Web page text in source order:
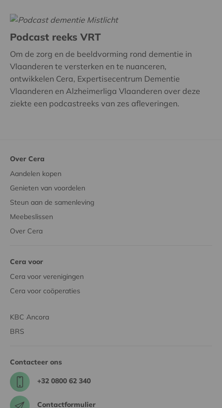
Podcast reeks VRT
Om de zorg en de beeldvorming rond dementie in
Vlaanderen te versterken en te nuanceren,
ontwikkelen Cera, Expertisecentrum Dementie
Vlaanderen en Alzheimerliga Vlaanderen over deze
ziekte een podcastreeks van zes afleveringen.
Over Cera
Aandelen kopen
Genieten van voordelen
Steun aan de samenleving
Meebeslissen
Over Cera
Cera voor
Cera voor verenigingen
Cera voor coöperaties
KBC Ancora
BRS
Contacteer ons
+32 0800 62 340
Contactformulier